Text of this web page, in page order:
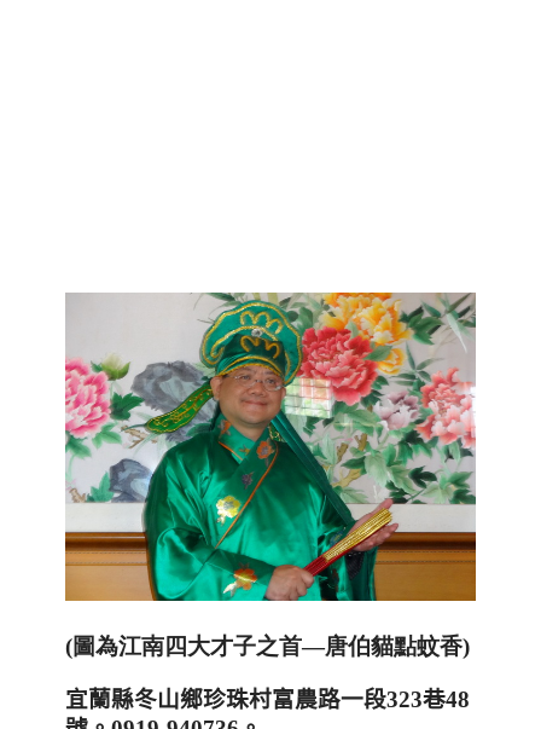
(圖為江南四大才子之首—唐伯貓點蚊香)
宜蘭縣冬山鄉珍珠村富農路一段323巷48